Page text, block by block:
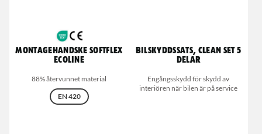
Montagehandske Softflex
Ecoline
88% återvunnet material
EN 420
Bilskyddssats, Clean Set 5
delar
Engångsskydd för skydd av
interiören när bilen är på service